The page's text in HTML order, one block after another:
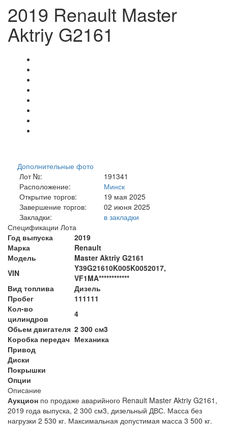
2019 Renault Master
Aktriy G2161
Дополнительные фото
Лот №:
191341
Расположение:
Минск
Открытие торгов:
19 мая 2025
Завершение торгов:
02 июня 2025
Закладки:
в закладки
Спецификации Лота
Год выпуска
2019
Марка
Renault
Модель
Master Aktriy G2161
VIN
Y39G21610K005K0052017,
VF1MA************
Вид топлива
Дизель
Пробег
111111
Кол-во
цилиндров
4
Обьем двигателя 2 300 см3
Коробка передач Механика
Привод
Диски
Покрышки
Опции
Описание
Аукцион по продаже аварийного Renault Master Aktriy G2161,
2019 года выпуска, 2 300 см3, дизельный ДВС. Масса без
нагрузки 2 530 кг. Максимальная допустимая масса 3 500 кг.